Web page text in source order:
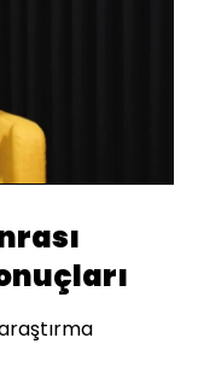
Hızı